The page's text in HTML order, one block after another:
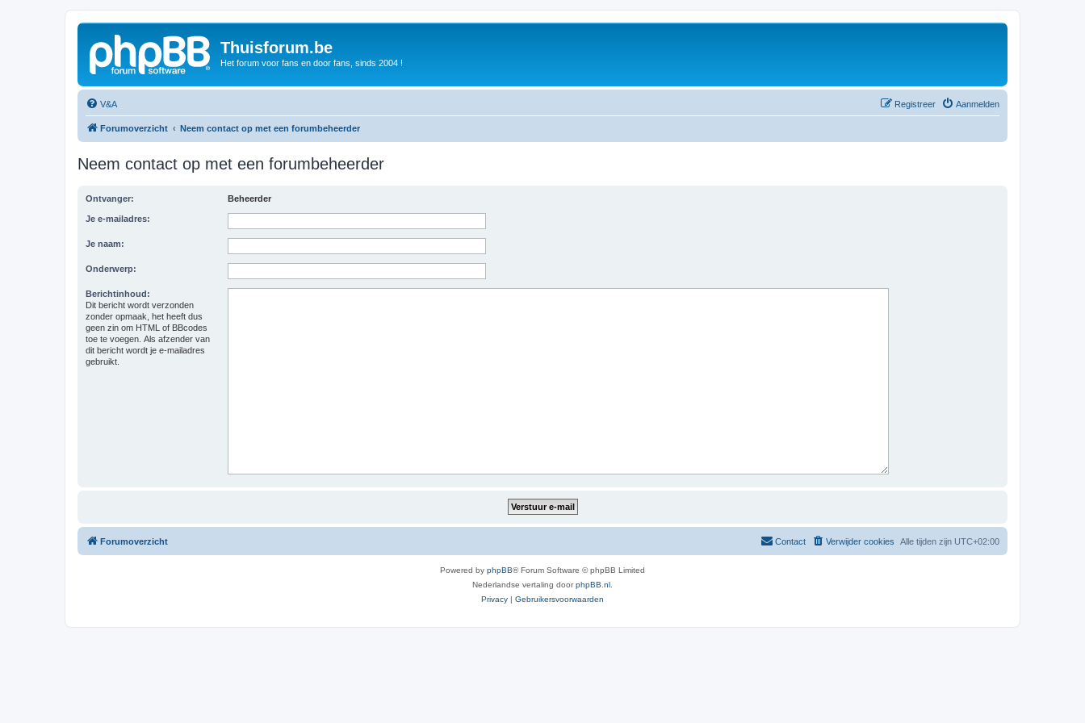
Thuisforum.be
Het forum voor fans en door fans, sinds 2004 !
V&A Aanmelden
Registreer
Forumoverzicht Neem contact op met een forumbeheerder
Neem contact op met een forumbeheerder
Ontvanger: Beheerder
Je e-mailadres:
Je naam:
Onderwerp:
Berichtinhoud:
Dit bericht wordt verzonden
zonder opmaak, het heeft dus
geen zin om HTML of BBcodes
toe te voegen. Als afzender van
dit bericht wordt je e-mailadres
gebruikt.
Forumoverzicht Alle tijden zijn UTC+02:00
Verwijder cookies
Contact
Powered by phpBB® Forum Software © phpBB Limited
Nederlandse vertaling doorphpBB.nl
Privacy | Gebruikersvoorwaarden